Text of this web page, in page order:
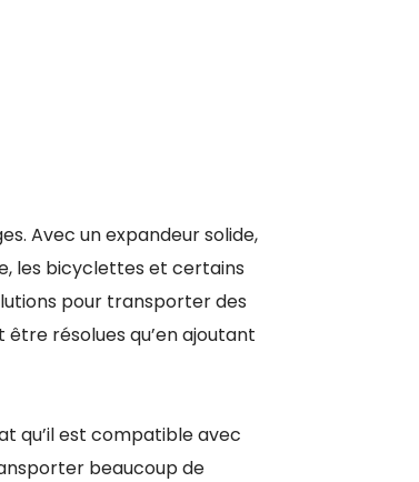
Avec un expandeur solide,
les bicyclettes et certains
pour transporter des
être résolues qu’en ajoutant
qu’il est compatible avec
beaucoup de